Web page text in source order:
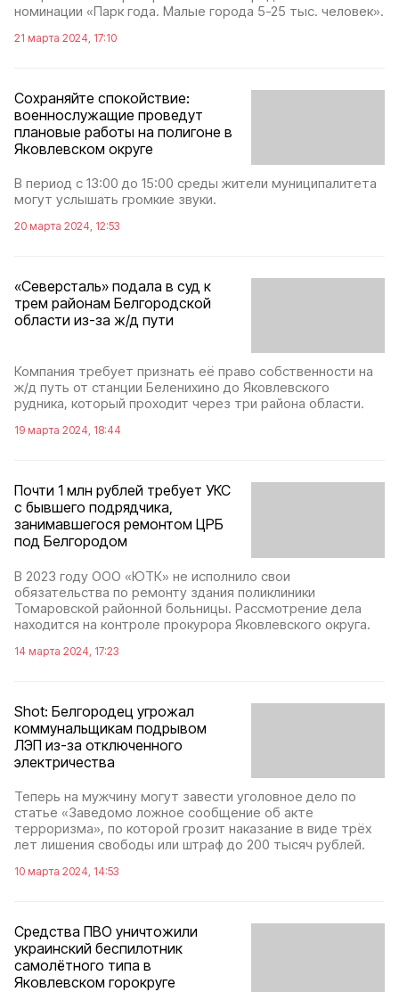
номинации «Парк года. Малые города 5-25 тыс. человек».
21 марта 2024, 17:10
Сохраняйте спокойствие:
военнослужащие проведут
плановые работы на полигоне в
Яковлевском округе
В период с 13:00 до 15:00 среды жители муниципалитета
могут услышать громкие звуки.
20 марта 2024, 12:53
«Северсталь» подала в суд к
трем районам Белгородской
области из-за ж/д пути
Компания требует признать её право собственности на
ж/д путь от станции Беленихино до Яковлевского
рудника, который проходит через три района области.
19 марта 2024, 18:44
Почти 1 млн рублей требует УКС
с бывшего подрядчика,
занимавшегося ремонтом ЦРБ
под Белгородом
В 2023 году ООО «ЮТК» не исполнило свои
обязательства по ремонту здания поликлиники
Томаровской районной больницы. Рассмотрение дела
находится на контроле прокурора Яковлевского округа.
14 марта 2024, 17:23
Shot: Белгородец угрожал
коммунальщикам подрывом
ЛЭП из-за отключенного
электричества
Теперь на мужчину могут завести уголовное дело по
статье «Заведомо ложное сообщение об акте
терроризма», по которой грозит наказание в виде трёх
лет лишения свободы или штраф до 200 тысяч рублей.
10 марта 2024, 14:53
Средства ПВО уничтожили
украинский беспилотник
самолётного типа в
Яковлевском горокруге